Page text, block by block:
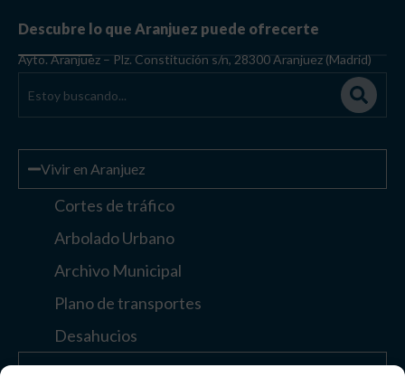
Descubre lo que Aranjuez puede ofrecerte
Ayto. Aranjuez – Plz. Constitución s/n, 28300 Aranjuez (Madrid)
Vivir en Aranjuez
Cortes de tráfico
Arbolado Urbano
Archivo Municipal
Plano de transportes
Desahucios